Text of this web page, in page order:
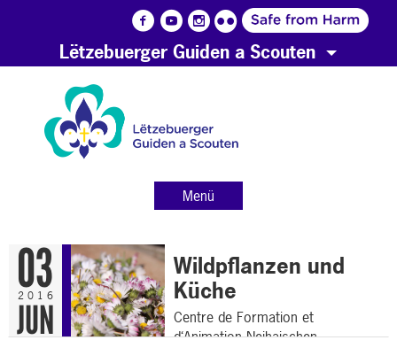
Lëtzebuerger Guiden a Scouten
Menü
03
2016
JUN
Wildpflanzen und
Küche
Centre de Formation et
d‘Animation Neihaischen